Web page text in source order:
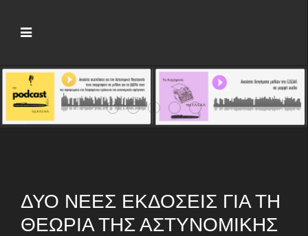
Νέος πρόεδρος της ΕΛΣΑΛ ο Άγγελος
Crime Fiction Stories V: Πέντε
Αρχίζει το 7ο Φεστιβάλ
Παρουσιάζονται οι
Το 1ο «Crime Fiction
ΔΎΟ ΝΈΕΣ ΕΚΔΌΣΕΙΣ ΓΙΑ ΤΗ
ΘΕΩΡΊΑ ΤΗΣ ΑΣΤΥΝΟΜΙΚΉΣ